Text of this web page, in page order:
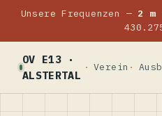
Unsere Frequenzen — 2 m
OV E13 ·
ALSTERTAL
Verein